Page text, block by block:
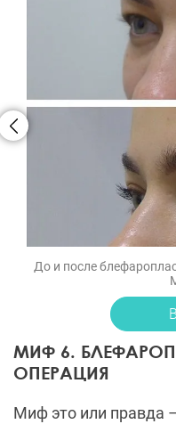
До и после
МИФ 6.
ОПЕРАЦИЯ
Миф это или правда